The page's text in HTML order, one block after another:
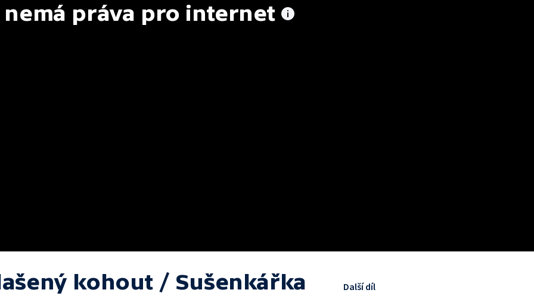
nemá práva pro internet
kohout / Sušenkářka Další díl